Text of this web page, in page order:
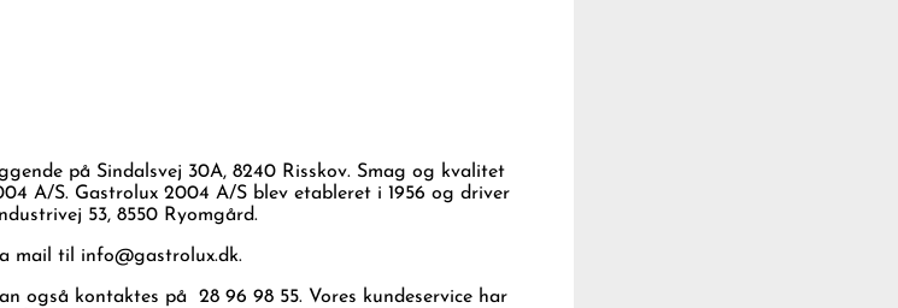
på Sindalsvej 30A, 8240 Risskov. Smag og kvalitet
A/S. Gastrolux 2004 A/S blev etableret i 1956 og driver
53, 8550 Ryomgård.
mail til info@gastrolux.dk.
også kontaktes på 28 96 98 55. Vores kundeservice har